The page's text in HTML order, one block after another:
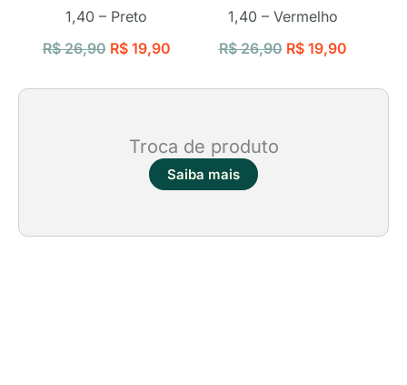
1,40 – Preto
R$26,90 R$19,90
1,40 – Vermelho
R$26,90 R$19,90
Troca de produto
Saiba mais